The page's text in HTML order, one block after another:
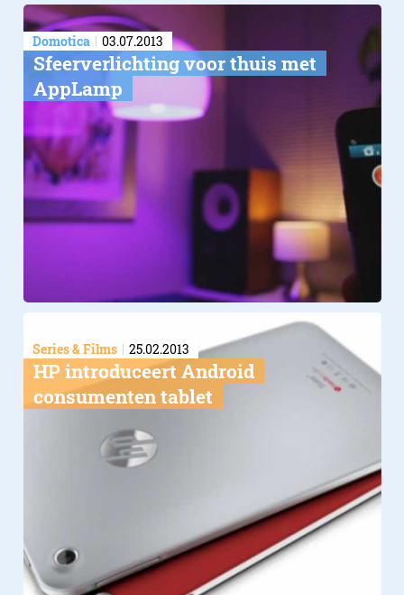
Domotica 03.07.2013
Sfeerverlichting voor thuis met
AppLamp
Series & Films 25.02.2013
HP introduceert Android
consumenten tablet